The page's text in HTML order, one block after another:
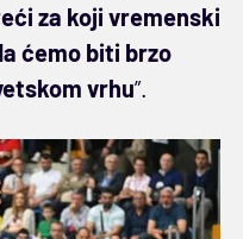
za koji vremenski
ćemo biti brzo
vrhu”.